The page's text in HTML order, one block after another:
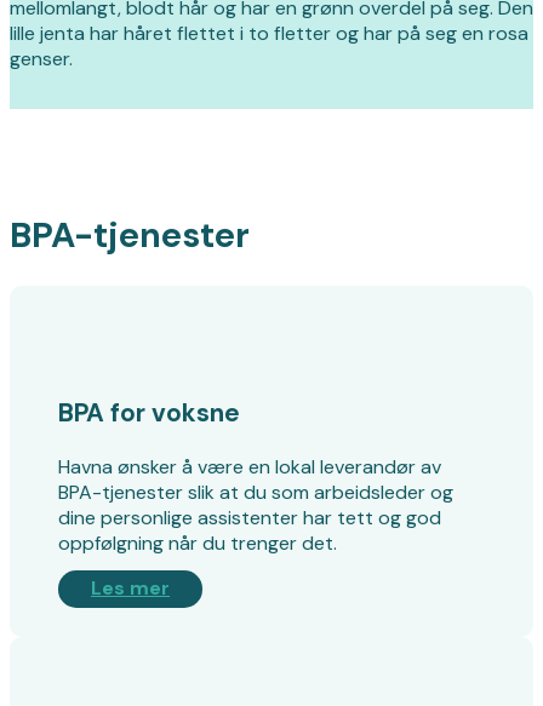
BPA-tjenester
BPA for voksne
Havna ønsker å være en lokal leverandør av
BPA-tjenester slik at du som arbeidsleder og
dine personlige assistenter har tett og god
oppfølgning når du trenger det.
Les mer